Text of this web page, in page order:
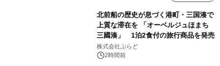
北前船の歴史が息づく港町・三国湊で
上質な滞在を 「オーベルジュほまち
三國湊」 1泊2食付の旅行商品を発売
株式会社ぷらど
2時間前